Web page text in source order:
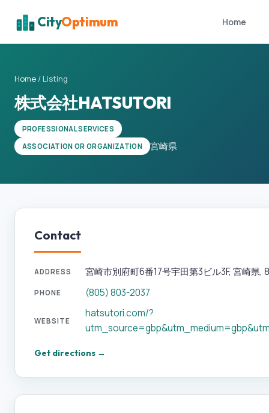
CityOptimum Home
Home / Listing
株式会社HATSUTORI
PROFESSIONAL SERVICES
ASSOCIATION OR ORGANIZATION
宮崎県
Contact
ADDRESS 宮崎市別府町6番17号宇田第3ビル3F, 宮崎県
PHONE (805) 803-2037
WEBSITE
hatsutori.com/?
Get directions →